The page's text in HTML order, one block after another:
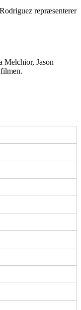
repræsenterer
Melchior, Jason